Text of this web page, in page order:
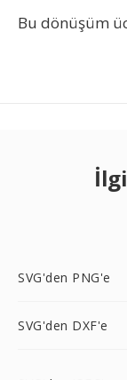
Bu dönüşüm
SVG'den PNG'e
SVG'den DXF'e